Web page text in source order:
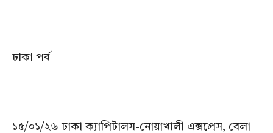
ঢাকা পর্ব
১৫/০১/২৬ ঢাকা ক্যাপিটালস-নোয়াখালী এক্সপ্রেস, বেলা